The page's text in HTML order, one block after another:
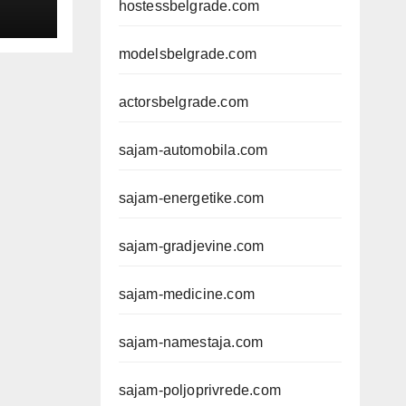
hostessbelgrade.com
modelsbelgrade.com
actorsbelgrade.com
sajam-automobila.com
sajam-energetike.com
sajam-gradjevine.com
sajam-medicine.com
sajam-namestaja.com
sajam-poljoprivrede.com